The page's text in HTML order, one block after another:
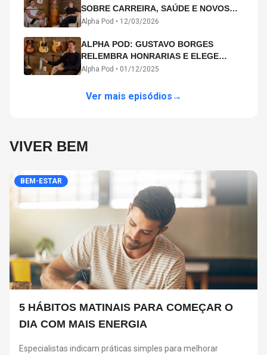
SOBRE CARREIRA, SAÚDE E NOVOS
CAMINHOS ARTÍSTICOS NO ALPHA
Alpha Pod • 12/03/2026
ALPHA POD: GUSTAVO BORGES
RELEMBRA HONRARIAS E ELEGE
MICHAEL PHELPS O MAIOR ATLETA DA
Alpha Pod • 01/12/2025
Ver mais episódios →
VIVER BEM
BEM-ESTAR
5 HÁBITOS MATINAIS PARA COMEÇAR O
DIA COM MAIS ENERGIA
Especialistas indicam práticas simples para melhorar